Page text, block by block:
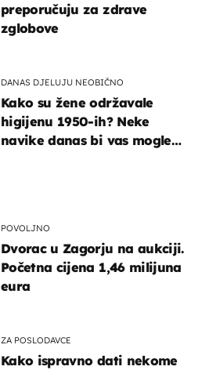
preporučuju za zdrave
zglobove
DANAS DJELUJU NEOBIČNO
Kako su žene održavale
higijenu 1950-ih? Neke
navike danas bi vas mogle
POVOLJNO
Dvorac u Zagorju na aukciji.
Početna cijena 1,46 milijuna
eura
ZA POSLODAVCE
Kako ispravno dati nekome